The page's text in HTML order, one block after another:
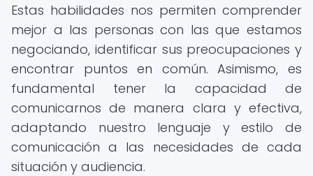
Estas habilidades nos permiten comprender
mejor a las personas con las que estamos
negociando, identificar sus preocupaciones y
encontrar puntos en común. Asimismo, es
fundamental tener la capacidad de
comunicarnos de manera clara y efectiva,
adaptando nuestro lenguaje y estilo de
comunicación a las necesidades de cada
situación y audiencia.